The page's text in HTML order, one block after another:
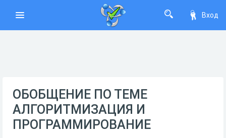
Вход
ОБОБЩЕНИЕ ПО ТЕМЕ
АЛГОРИТМИЗАЦИЯ И
ПРОГРАММИРОВАНИЕ